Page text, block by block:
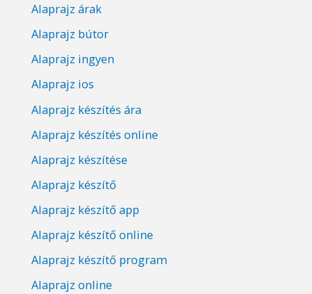
Alaprajz árak
Alaprajz bútor
Alaprajz ingyen
Alaprajz ios
Alaprajz készítés ára
Alaprajz készítés online
Alaprajz készítése
Alaprajz készítő
Alaprajz készítő app
Alaprajz készítő online
Alaprajz készítő program
Alaprajz online